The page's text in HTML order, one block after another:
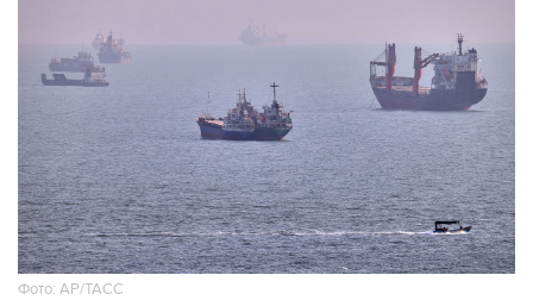
Фото: AP/ТАСС
Москва. 6 августа. INTERFAX.RU - Иран и Оман